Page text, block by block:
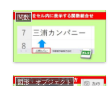
関数
図形・オブジェクト